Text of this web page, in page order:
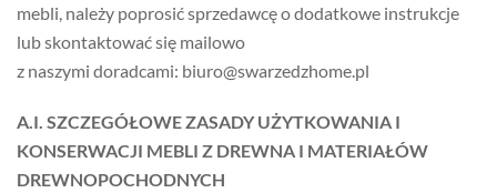
mebli, należy poprosić sprzedawcę o dodatkowe instrukcje
lub skontaktować się mailowo
z naszymi doradcami: biuro@swarzedzhome.pl
A.I. SZCZEGÓŁOWE ZASADY UŻYTKOWANIA I
KONSERWACJI MEBLI Z DREWNA I MATERIAŁÓW
DREWNOPOCHODNYCH